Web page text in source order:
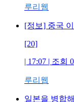
루리웹
[정보] 중국
[20]
| 17:07 | 조회
루리웹
일본을 병합